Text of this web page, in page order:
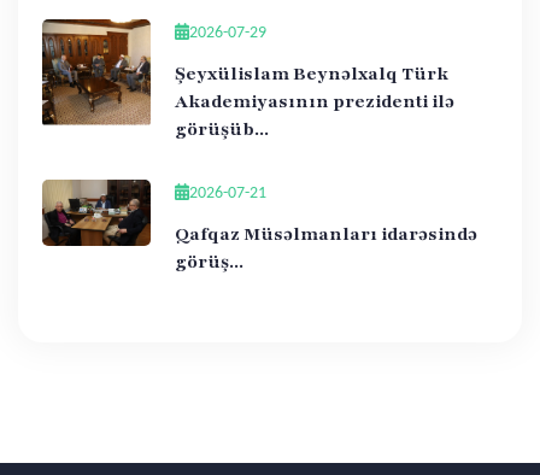
2026-07-29
Şeyxülislam Beynəlxalq Türk
Akademiyasının prezidenti ilə
görüşüb...
2026-07-21
Qafqaz Müsəlmanları idarəsində
görüş...